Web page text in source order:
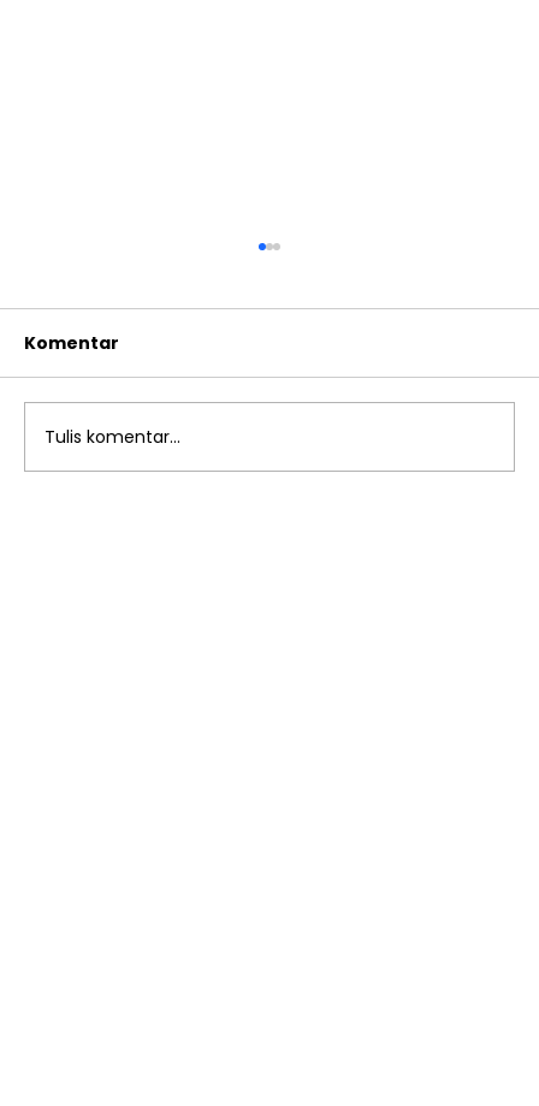
Komentar
Tulis komentar...